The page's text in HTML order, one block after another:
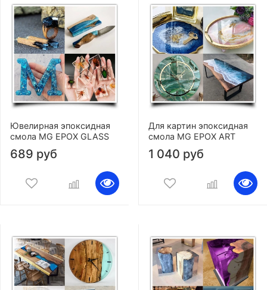
Ювелирная эпоксидная
смола MG EPOX GLASS
689 руб
Для картин эпоксидная
смола MG EPOX ART
1 040 руб